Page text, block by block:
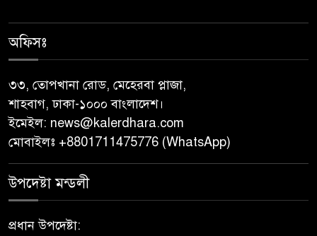
শালিখায় ছাত্রদলের নেতৃবৃন্দের সাথে
নয়নুজ্জামান মুন্সীর মতবিনিময়
জুলাই গণঅভ্যুত্থান দিবস উপলক্ষে
পিরোজপুরে নানা কর্মসূচি পালিত
অফিসঃ
৩৩, তোপখানা রোড, মেহেরবা প্লাজা,
শাহবাগ, ঢাকা-১০০০ বাংলাদেশ।
ইমেইল: news@kalerdhara.com
মোবাইলঃ +8801711475776 (WhatsApp)
উপদেষ্টা মন্ডলী
প্রধান উপদেষ্টা: